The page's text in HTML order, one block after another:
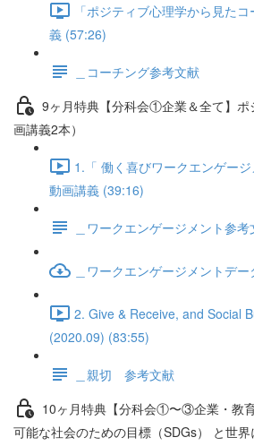
「ポジティブ心理学から見た
義 (57:26)
＿コーチング参考文献
9ヶ月特典【分科会①企業＆全て】ポ
画講義2本）
1.「 働く喜びワークエンゲージ
動画講義 (39:16)
＿ワークエンゲージメント参考
＿ワークエンゲージメントデー
2. Give & Receive, and Social
(2020.09) (83:55)
＿親切 参考文献
10ヶ月特典【分科会①〜③企業・教
可能な社会のための目標（SDGs） と世界